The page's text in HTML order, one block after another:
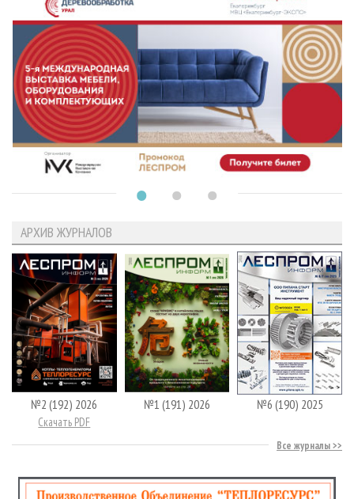
АРХИВ ЖУРНАЛОВ
№2 (192) 2026
Скачать PDF
№1 (191) 2026 №6 (190) 2025
Все журналы